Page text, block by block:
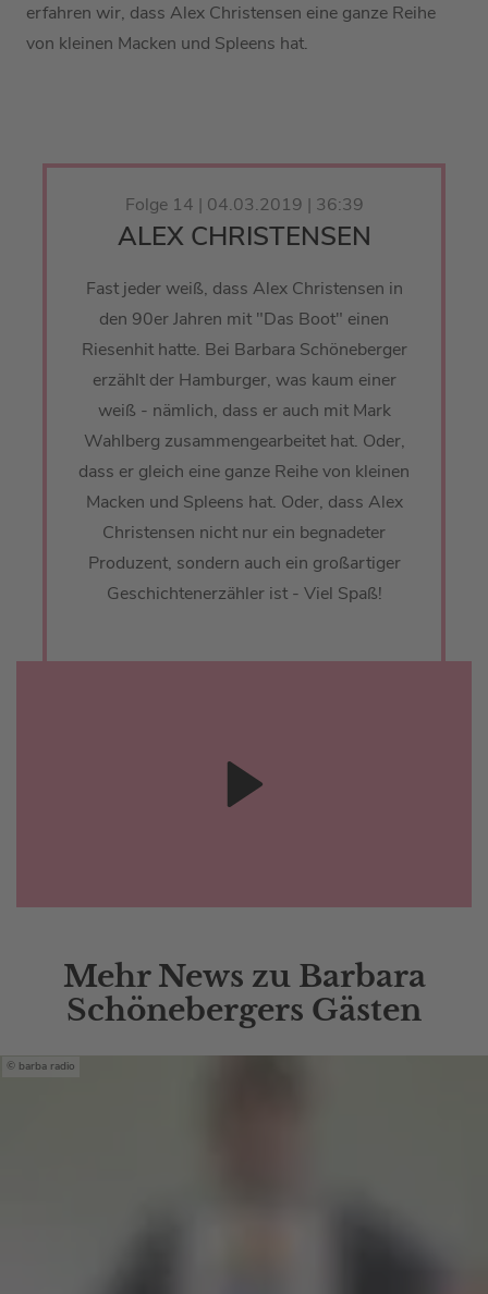
erfahren wir, dass Alex Christensen eine ganze Reihe
von kleinen Macken und Spleens hat.
Folge 14 | 04.03.2019 | 36:39
ALEX CHRISTENSEN
Fast jeder weiß, dass Alex Christensen in
den 90er Jahren mit "Das Boot" einen
Riesenhit hatte. Bei Barbara Schöneberger
erzählt der Hamburger, was kaum einer
weiß - nämlich, dass er auch mit Mark
Wahlberg zusammengearbeitet hat. Oder,
dass er gleich eine ganze Reihe von kleinen
Macken und Spleens hat. Oder, dass Alex
Christensen nicht nur ein begnadeter
Produzent, sondern auch ein großartiger
Geschichtenerzähler ist - Viel Spaß!
Mehr News zu Barbara
Schönebergers Gästen
barba radio